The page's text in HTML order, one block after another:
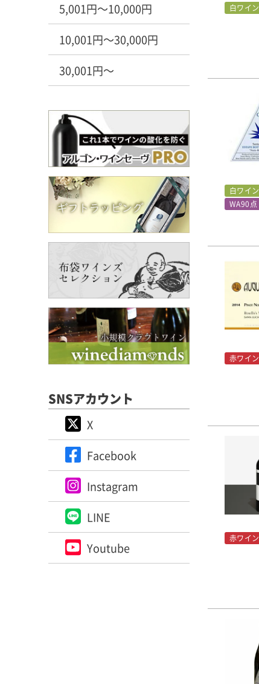
5,001円～10,000円
10,001円～30,000円
30,001円～
SNSアカウント
X
Facebook
Instagram
LINE
Youtube
白ワイン
白ワイン
WA90点
赤ワイン
赤ワイン